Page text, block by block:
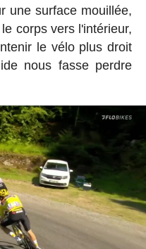
une surface mouillée,
corps vers l'intérieur,
le vélo plus droit
nous fasse perdre